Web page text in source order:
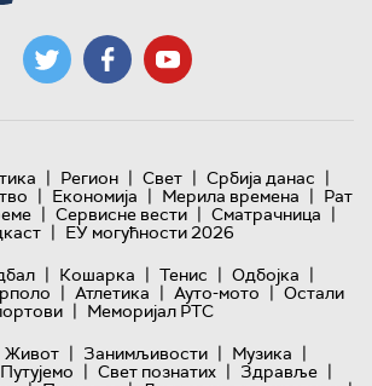
| Регион | Свет | Србија данас |
| Економија | Мерила времена | Рат
| Сервисне вести | Сматрачница |
| ЕУ могућности 2026
| Кошарка | Тенис | Одбојка |
| Атлетика | Ауто-мото | Остали
| Меморијал РТС
Живот | Занимљивости | Музика |
Путујемо | Свет познатих | Здравље |